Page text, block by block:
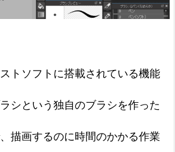
トソフトに搭載されている機能
シという独自のブラシを作った
描画するのに時間のかかる作業